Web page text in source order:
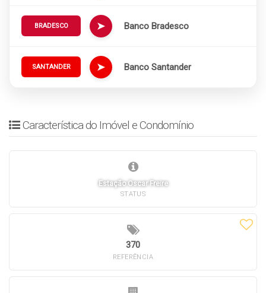
BRADESCO ➤ Banco Bradesco
SANTANDER ➤ Banco Santander
Característica do Imóvel e Condomínio
Estação Oscar Freire
STATUS
370
REFERÊNCIA